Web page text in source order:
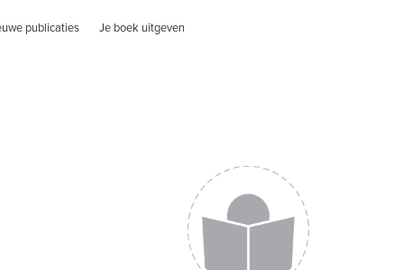
publicaties Je boek uitgeven